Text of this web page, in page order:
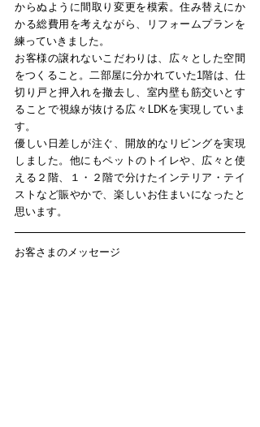
からぬように間取り変更を模索。住み替えにか
かる総費用を考えながら、リフォームプランを
練っていきました。
お客様の譲れないこだわりは、広々とした空間
をつくること。二部屋に分かれていた1階は、仕
切り戸と押入れを撤去し、室内壁も筋交いとす
ることで視線が抜ける広々LDKを実現していま
す。
優しい日差しが注ぐ、開放的なリビングを実現
しました。他にもペットのトイレや、広々と使
える２階、１・２階で分けたインテリア・テイ
ストなど賑やかで、楽しいお住まいになったと
思います。
お客さまのメッセージ​